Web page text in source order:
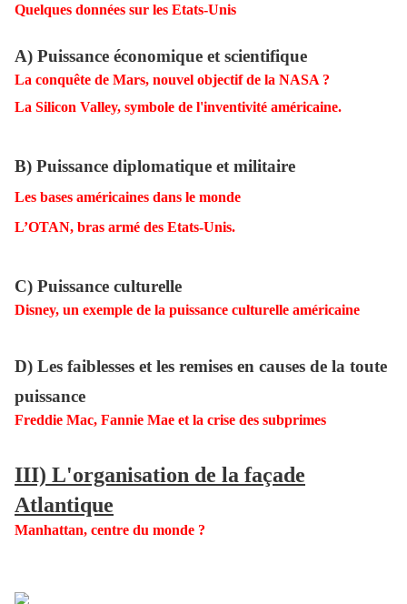
Quelques données sur les Etats-Unis
A) Puissance économique et scientifique
La conquête de Mars, nouvel objectif de la NASA ?
La Silicon Valley, symbole de l'inventivité américaine.
B) Puissance diplomatique et militaire
Les bases américaines dans le monde
L’OTAN, bras armé des Etats-Unis.
C) Puissance culturelle
Disney, un exemple de la puissance culturelle américaine
D) Les faiblesses et les remises en causes de la toute
puissance
Freddie Mac, Fannie Mae et la crise des subprimes
III) L'organisation de la façade
Atlantique
Manhattan, centre du monde ?